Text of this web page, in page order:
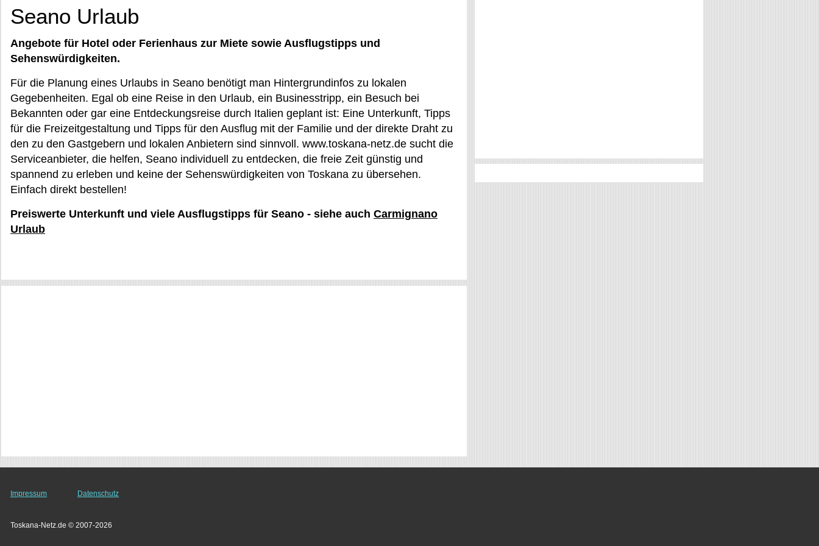
Seano Urlaub
Angebote für Hotel oder Ferienhaus zur Miete sowie Ausflugstipps und
Sehenswürdigkeiten.
Für die Planung eines Urlaubs in Seano benötigt man Hintergrundinfos zu lokalen
Gegebenheiten. Egal ob eine Reise in den Urlaub, ein Businesstripp, ein Besuch bei
Bekannten oder gar eine Entdeckungsreise durch Italien geplant ist: Eine Unterkunft, Tipps
für die Freizeitgestaltung und Tipps für den Ausflug mit der Familie und der direkte Draht zu
den zu den Gastgebern und lokalen Anbietern sind sinnvoll. www.toskana-netz.de sucht die
Serviceanbieter, die helfen, Seano individuell zu entdecken, die freie Zeit günstig und
spannend zu erleben und keine der Sehenswürdigkeiten von Toskana zu übersehen.
Einfach direkt bestellen!
Preiswerte Unterkunft und viele Ausflugstipps für Seano - siehe auch Carmignano
Urlaub
Impressum Datenschutz
Toskana-Netz.de © 2007-2026